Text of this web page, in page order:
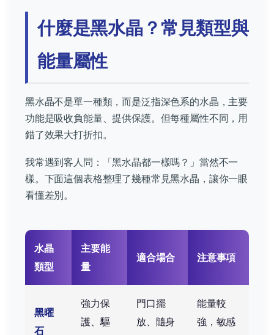
什麼是黑水晶？常見類型與
能量屬性
黑水晶不是單一種類，而是泛指深色系的水晶，主要
功能是吸收負能量、提供保護。但每種屬性不同，用
錯了效果大打折扣。
我常遇到客人問：「黑水晶都一樣嗎？」當然不一
樣。下面這個表格整理了幾種常見黑水晶，讓你一眼
看懂差別。
水晶
類型
主要能
量
適合場合 注意事項
黑曜
石
強力保
護、驅
門口擺
放、隨身
能量較
強，敏感